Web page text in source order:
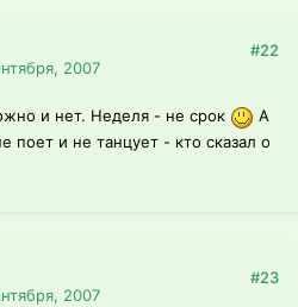
2007
#22
и нет. Неделя - не срок
А
поет и не танцует - кто сказал о
2007
#23